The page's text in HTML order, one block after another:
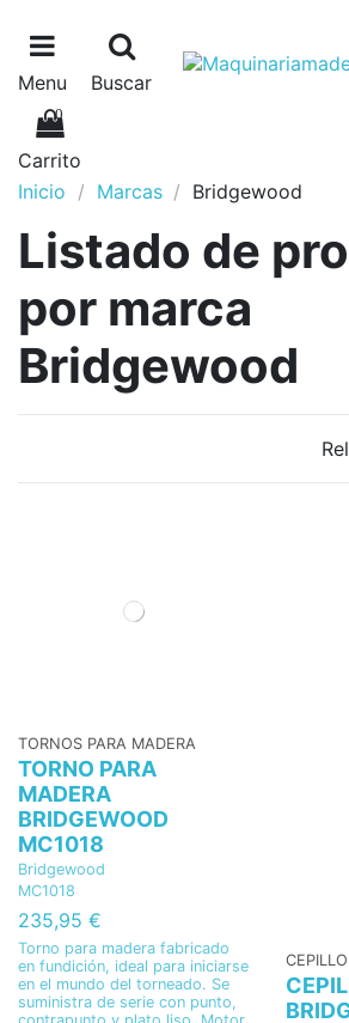
Menu Buscar
0
Carrito
Inicio
Marcas Bridgewood
Listado de
por marca
Bridgewood
TORNOS PARA MADERA
TORNO PARA
MADERA
BRIDGEWOOD
MC1018
Bridgewood
MC1018
235,95 €
Torno para madera fabricado
en fundición, ideal para iniciarse
en el mundo del torneado. Se
suministra de serie con punto,